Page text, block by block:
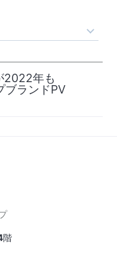
2022年も
ブランドPV
階